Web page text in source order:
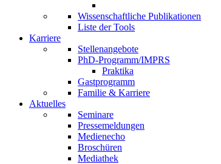
Wissenschaftliche Publikationen
Liste der Tools
Karriere
Stellenangebote
PhD-Programm/IMPRS
Praktika
Gastprogramm
Familie & Karriere
Aktuelles
Seminare
Pressemeldungen
Medienecho
Broschüren
Mediathek